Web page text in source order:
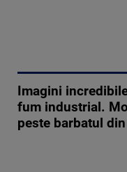
Imagini
fum industrial.
peste barbatul